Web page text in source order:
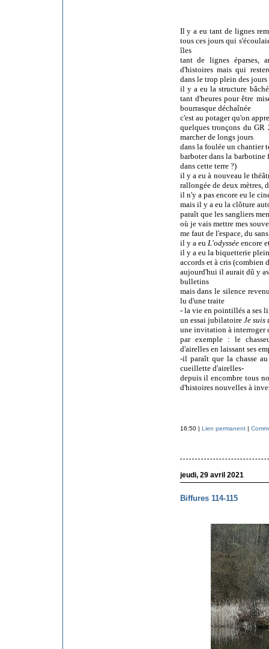
Il y a eu tant de lignes
tous ces jours qui
îles
tant de lignes éparses,
d'histoires mais qui
dans le trop plein des jours
il y a eu la structure
tant d'heures pour être
bourrasque déchaînée
c'est au potager qu'on
quelques tronçons du
marcher de longs jours
dans la foulée un chantier
barboter dans la
dans cette terre ?)
il y a eu à nouveau le
rallongée de deux mètres,
il n'y a pas encore eu le
mais il y a eu la clôture
paraît que les sangliers
où je vais mettre mes
me faut de l'espace, du
il y a eu L'odyssée encore
il y a eu la biquetterie
accords et à cris (combien
aujourd'hui il aurait dû y
bulletins
mais dans le silence
lu d'une traite
- la vie en pointillés a ses
un essai jubilatoire Je suis
une invitation à interroger
par exemple : le
d'airelles en laissant ses
-il paraît que la chasse
cueillette d'airelles-
depuis il encombre tous
d'histoires nouvelles à
16:50 | Lien permanent|
jeudi, 29 avril 2021
Biffures 114-115